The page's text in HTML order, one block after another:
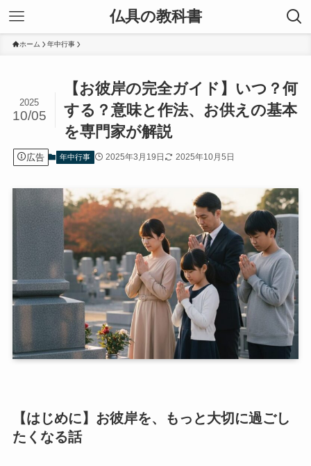
仏具の教科書
ホーム 年中行事
【お彼岸の完全ガイド】いつ？何
する？意味と作法、お供えの基本
を専門家が解説
2025
10/05
広告 年中行事 2025年3月19日 2025年10月5日
【はじめに】お彼岸を、もっと大切に過ごし
たくなる話